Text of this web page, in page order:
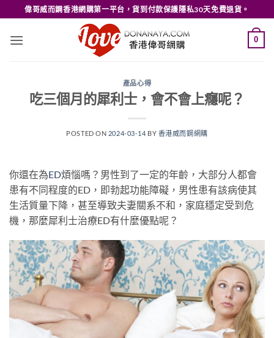
to
content
偉哥威而鋼香港網購第一平台，貨到付款保護隱私30天免費退貨。
0
產品心得
吃三個月的犀利士，會不會上癮呢？
POSTED ON 2024-03-14 BY 香港威而鋼網購
你還在為ED煩惱嗎？男性到了一定的年齡，大部分人都會
患有不同程度的ED，即勃起功能障礙，男性患有該病使其
生活質量下降，甚至導致夫妻關系不和，家庭穩定受到危
機，那麼犀利士治療ED有什麼優點呢？